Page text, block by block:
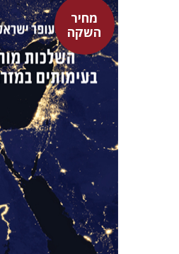
מחיר
השקה
עופר ישראלי
גיא הרלינג
מחיר השקה
$29